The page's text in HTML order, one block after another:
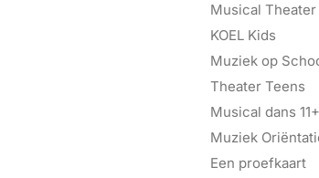
Musical Theater
KOEL Kids
Muziek op
Theater Teens
Musical dans 11+
Muziek
Een proefkaart